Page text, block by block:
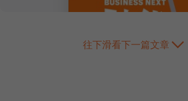
往下滑看下一篇文章